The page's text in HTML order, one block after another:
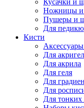
Кусачки и
Ножницы и
Пушеры и
Для
Кисти
Для
Для акрила
Для геля
Для
Для
Для